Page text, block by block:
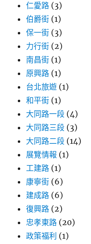
仁愛路 (3)
伯爵街 (1)
保一街 (3)
力行街 (2)
南昌街 (1)
原興路 (1)
台北旅遊 (1)
和平街 (1)
大同路一段 (4)
大同路三段 (3)
大同路二段 (14)
展覽情報 (1)
工建路 (1)
康寧街 (6)
建成路 (6)
復興路 (2)
忠孝東路 (20)
政策福利 (1)